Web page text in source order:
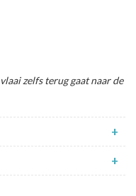
+
+
zelfs terug gaat naar de